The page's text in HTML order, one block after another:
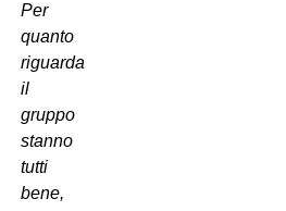
Per
quanto
riguarda
il
gruppo
stanno
tutti
bene,